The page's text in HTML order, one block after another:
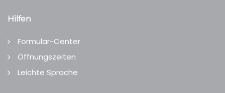
Hilfen
Formular-Center
Öffnungszeiten
Leichte Sprache